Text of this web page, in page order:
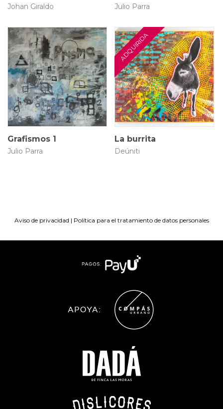
Johan Giraldo Julio Parra
3.5 × 160 × 160 cm
$7.500.000
Grafismos 1
Julio Parra
66 × 76 cm
$800.000
La burrita
Deúniti
Aviso de privacidad | Política para el tratamiento de datos personales